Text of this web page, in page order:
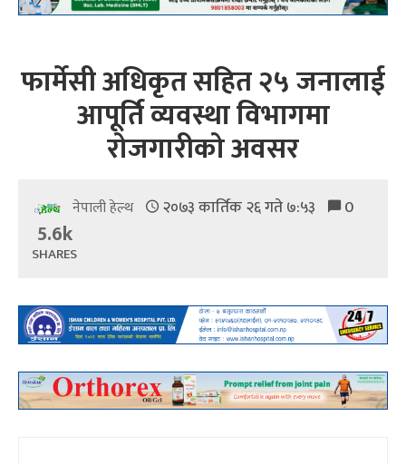
फार्मेसी अधिकृत सहित २५ जनालाई
आपूर्ति व्यवस्था विभागमा
रोजगारीको अवसर
नेपाली हेल्थ २०७३ कार्तिक २६ गते ७:५३ 0
5.6k
SHARES